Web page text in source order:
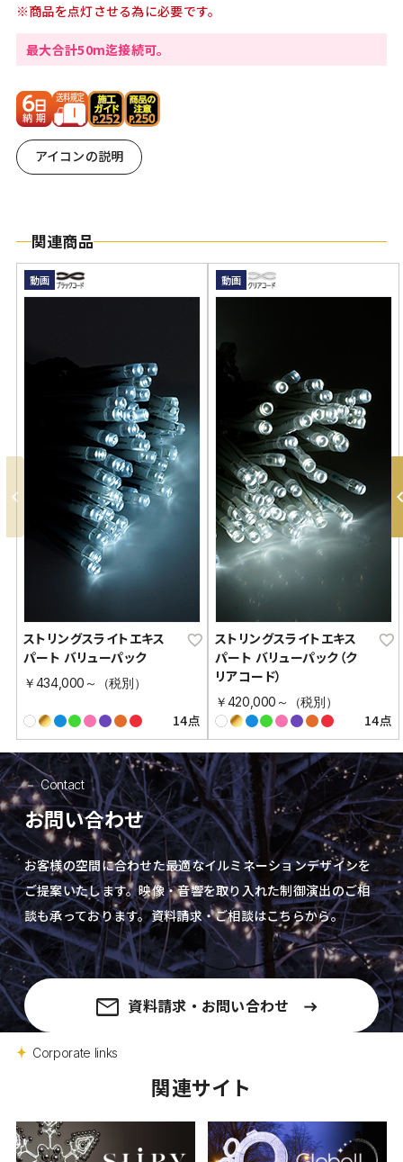
※商品を点灯させる為に必要です。
最大合計50m迄接続可。
アイコンの説明
関連商品
動画
ストリングスライトエキス
パート バリューパック
￥434,000～（税別）
14点
動画
ストリングスライトエキス
パート バリューパック（ク
リアコード）
￥420,000～（税別）
14点
Contact
お問い合わせ
お客様の空間に合わせた最適なイルミネーションデザインを
ご提案いたします。映像・音響を取り入れた制御演出のご相
談も承っております。資料請求・ご相談はこちらから。
資料請求・お問い合わせ
Corporate links
関連サイト